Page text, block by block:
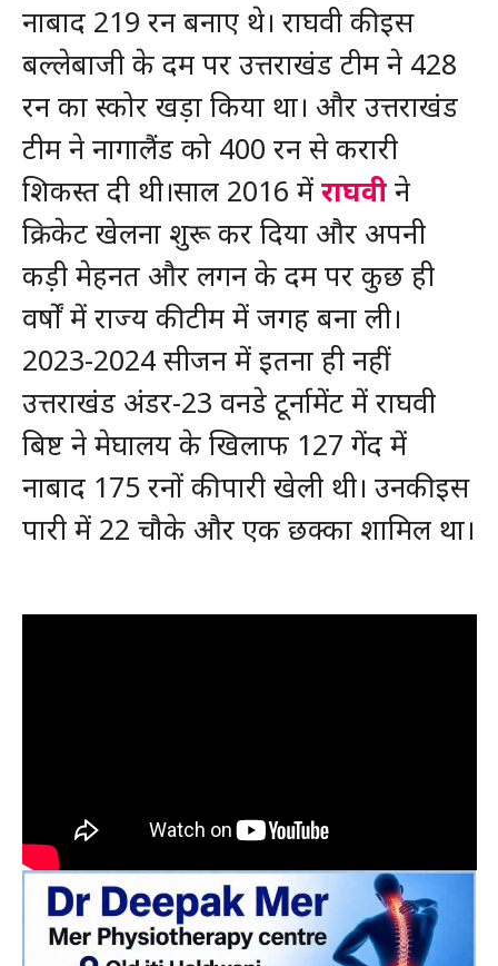
नाबाद 219 रन बनाए थे। राघवी की इस
बल्लेबाजी के दम पर उत्तराखंड टीम ने 428
रन का स्कोर खड़ा किया था। और उत्तराखंड
टीम ने नागालैंड को 400 रन से करारी
शिकस्त दी थी।साल 2016 में राघवीने
क्रिकेट खेलना शुरू कर दिया और अपनी
कड़ी मेहनत और लगन के दम पर कुछ ही
वर्षों में राज्य की टीम में जगह बना ली।
2023-2024 सीजन में इतना ही नहीं
उत्तराखंड अंडर-23 वनडे टूर्नामेंट में राघवी
बिष्ट ने मेघालय के खिलाफ 127 गेंद में
नाबाद 175 रनों की पारी खेली थी। उनकी इस
पारी में 22 चौके और एक छक्का शामिल था।